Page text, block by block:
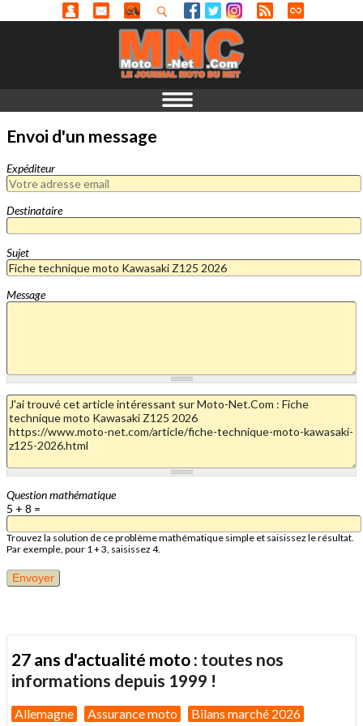
Envoi d'un message
Expéditeur
Destinataire
Sujet
Message
Question mathématique
5 + 8 =
Trouvez la solution de ce problème mathématique simple et saisissez le résultat.
Par exemple, pour 1 + 3, saisissez 4.
27 ans d'actualité moto : toutes nos
informations depuis 1999 !
Allemagne Assurance moto Bilans marché 2026